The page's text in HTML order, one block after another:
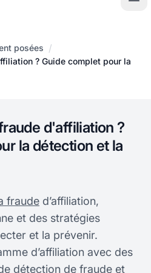
posées /
? Guide complet pour la
d'affiliation ?
la détection et la
fraude d’affiliation,
et des stratégies
et la prévenir.
d’affiliation avec des
détection de fraude et